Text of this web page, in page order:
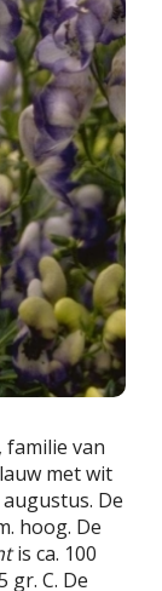
, familie van
met wit
De
hoog. De
is ca. 100
gr. C. De